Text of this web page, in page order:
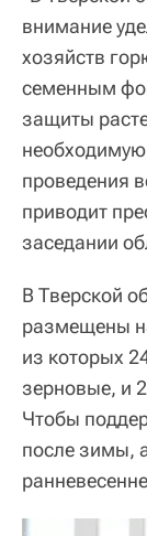
внимание
хозяйств
семенным
защиты
проведения
приводит
заседании
В Тверской
размещены
из которых
зерновые, и
Чтобы
после зимы,